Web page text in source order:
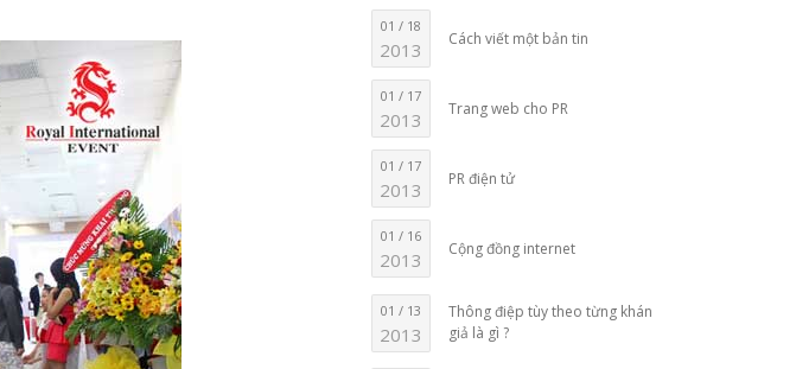
01 / 18
2013 Cách viết một bản tin
01 / 17
2013 Trang web cho PR
01 / 17
2013 PR điện tử
01 / 16
2013 Cộng đồng internet
01 / 13
2013
Thông điệp tùy theo từng khán
giả là gì ?